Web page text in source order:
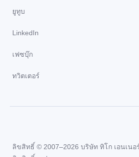
ยูทูบ
LinkedIn
เฟซบุ๊ก
ทวิตเตอร์
ลิขสิทธิ์ © 2007–2026 บริษัท ทิโก เอนเนอ